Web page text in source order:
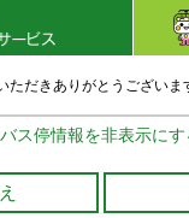
ただきありがとうございま
バス停情報を非表示にす